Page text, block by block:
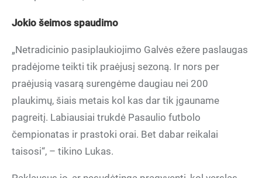
Jokio šeimos spaudimo
„Netradicinio pasiplaukiojimo Galvės ežere paslaugas
pradėjome teikti tik praėjusį sezoną. Ir nors per
praėjusią vasarą surengėme daugiau nei 200
plaukimų, šiais metais kol kas dar tik įgauname
pagreitį. Labiausiai trukdė Pasaulio futbolo
čempionatas ir prastoki orai. Bet dabar reikalai
taisosi“, – tikino Lukas.